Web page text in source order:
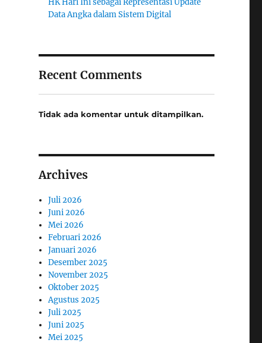
HK Hari Ini sebagai Representasi Update
Data Angka dalam Sistem Digital
Recent Comments
Tidak ada komentar untuk ditampilkan.
Archives
Juli 2026
Juni 2026
Mei 2026
Februari 2026
Januari 2026
Desember 2025
November 2025
Oktober 2025
Agustus 2025
Juli 2025
Juni 2025
Mei 2025